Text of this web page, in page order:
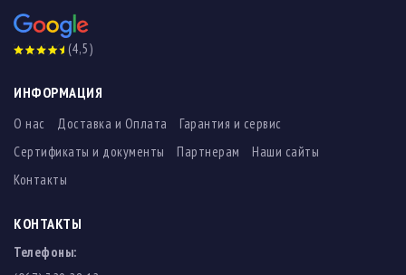
(4,5)
ИНФОРМАЦИЯ
О нас Доставка и Оплата
Гарантия и сервис
Сертификаты и документы
Партнерам
Наши сайты
Контакты
КОНТАКТЫ
Телефоны: